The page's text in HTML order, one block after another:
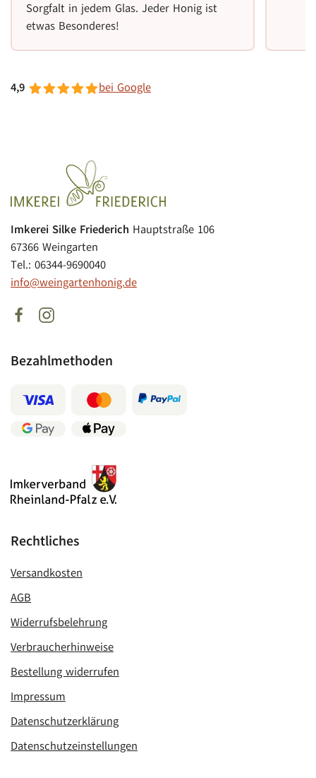
Sorgfalt in jedem Glas. Jeder Honig ist
etwas Besonderes!
4,9 bei Google
Imkerei Silke Friederich Hauptstraße 106
67366 Weingarten
Tel.: 06344-9690040
info@weingartenhonig.de
Bezahlmethoden
Rechtliches
Versandkosten
AGB
Widerrufsbelehrung
Verbraucherhinweise
Bestellung widerrufen
Impressum
Datenschutzerklärung
Datenschutzeinstellungen